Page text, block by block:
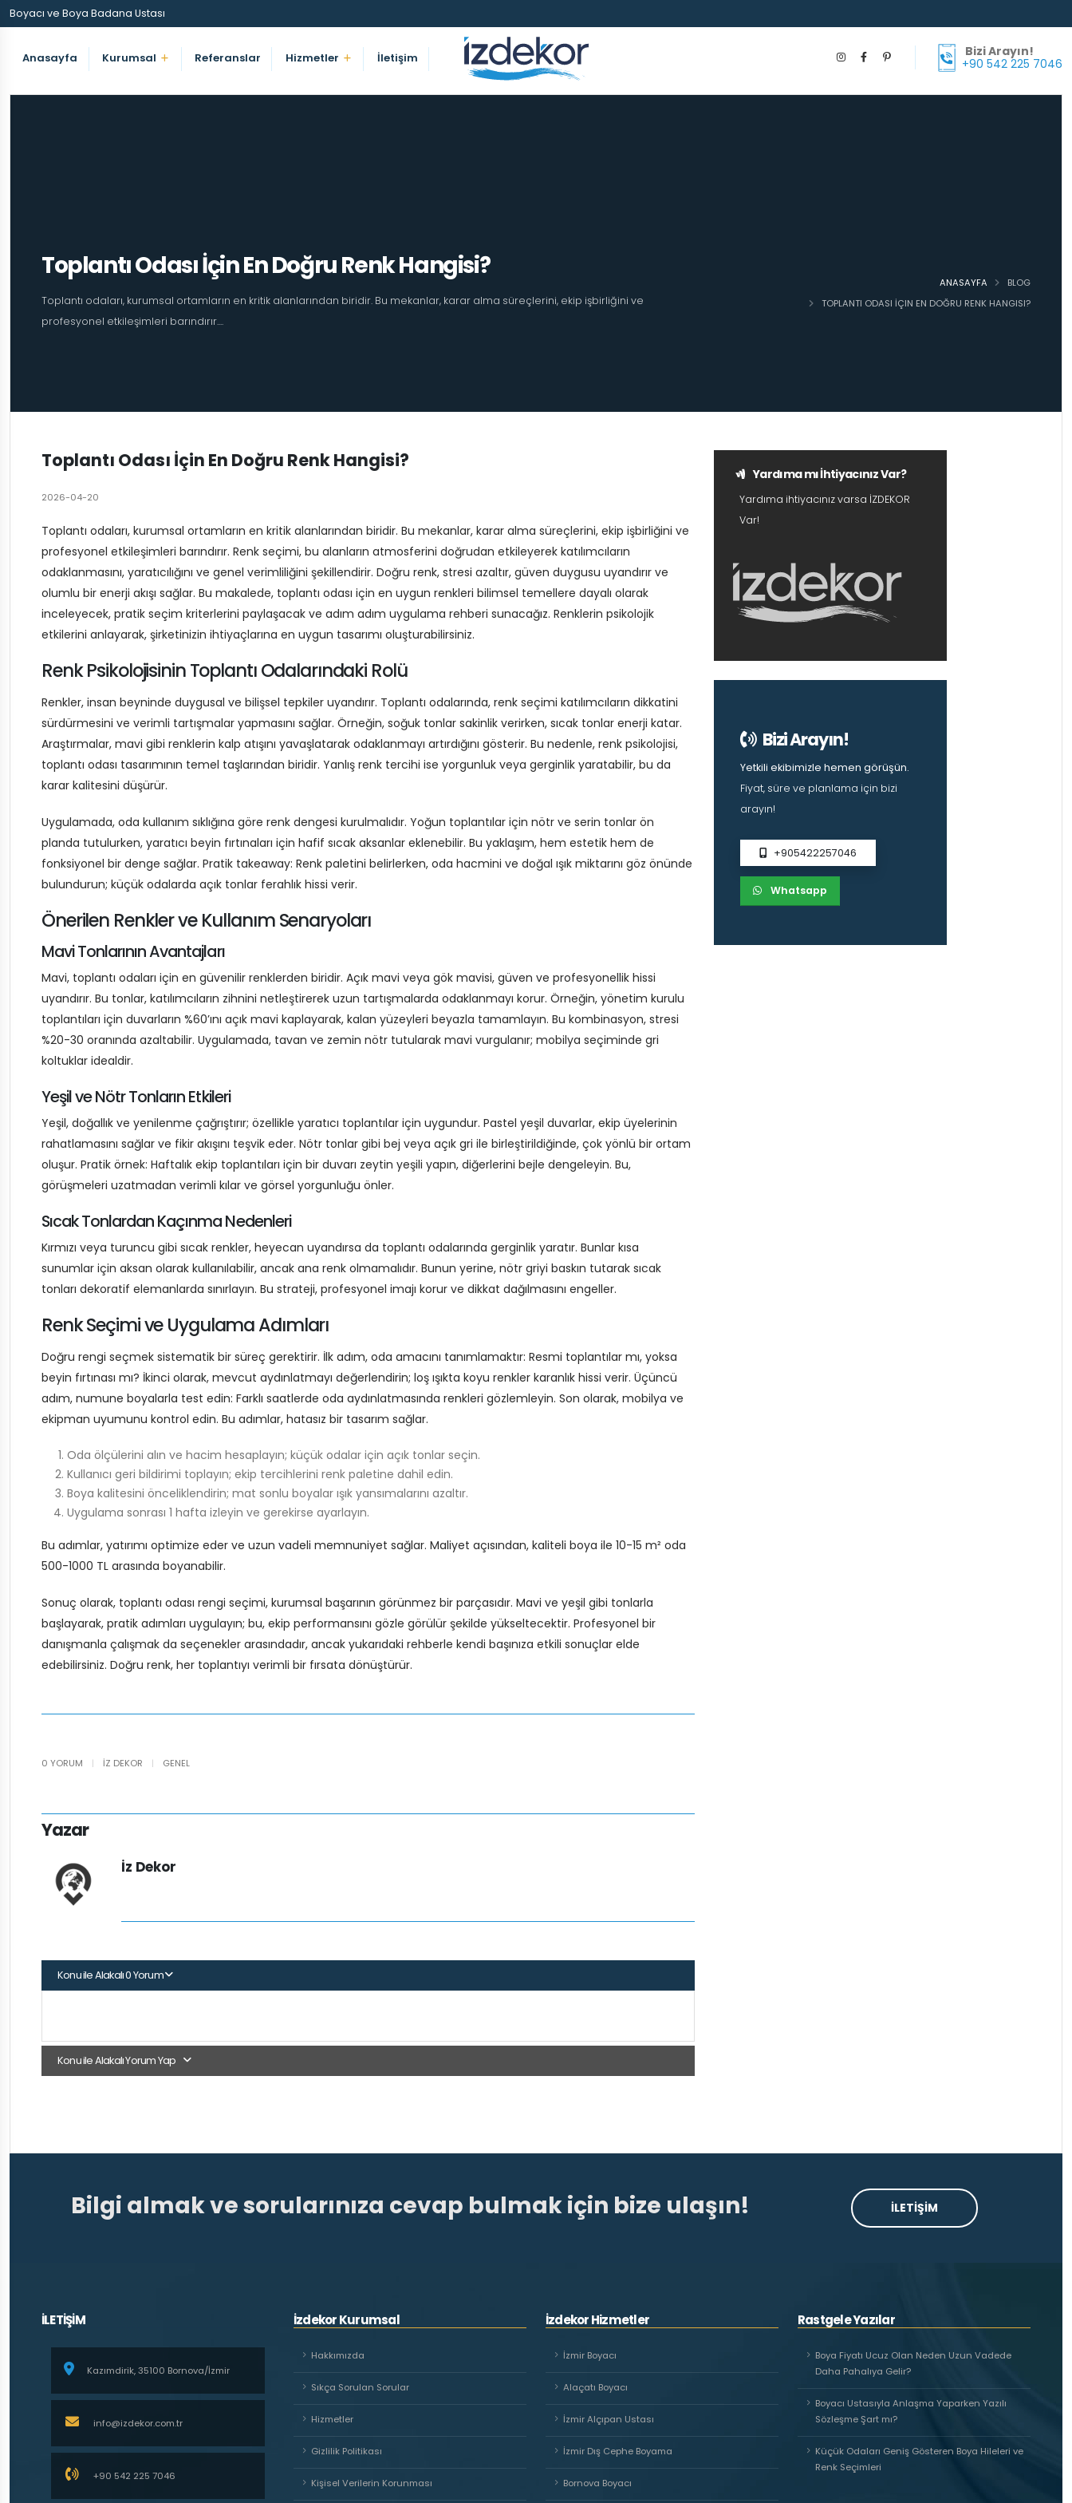
Boyacı ve Boya Badana Ustası
Anasayfa Kurumsal Referanslar Hizmetler İletişim
Bizi Arayın!
+90 542 225 7046
Toplantı Odası İçin En Doğru Renk Hangisi?
Toplantı odaları, kurumsal ortamların en kritik alanlarından biridir. Bu mekanlar, karar alma süreçlerini, ekip işbirliğini ve
profesyonel etkileşimleri barındırır....
ANASAYFA
BLOG
TOPLANTI ODASI İÇIN EN DOĞRU RENK HANGISI?
Toplantı Odası İçin En Doğru Renk Hangisi?
2026-04-20
Toplantı odaları, kurumsal ortamların en kritik alanlarından biridir. Bu mekanlar, karar alma süreçlerini, ekip işbirliğini ve
profesyonel etkileşimleri barındırır. Renk seçimi, bu alanların atmosferini doğrudan etkileyerek katılımcıların
odaklanmasını, yaratıcılığını ve genel verimliliğini şekillendirir. Doğru renk, stresi azaltır, güven duygusu uyandırır ve
olumlu bir enerji akışı sağlar. Bu makalede, toplantı odası için en uygun renkleri bilimsel temellere dayalı olarak
inceleyecek, pratik seçim kriterlerini paylaşacak ve adım adım uygulama rehberi sunacağız. Renklerin psikolojik
etkilerini anlayarak, şirketinizin ihtiyaçlarına en uygun tasarımı oluşturabilirsiniz.
Renk Psikolojisinin Toplantı Odalarındaki Rolü
Renkler, insan beyninde duygusal ve bilişsel tepkiler uyandırır. Toplantı odalarında, renk seçimi katılımcıların dikkatini
sürdürmesini ve verimli tartışmalar yapmasını sağlar. Örneğin, soğuk tonlar sakinlik verirken, sıcak tonlar enerji katar.
Araştırmalar, mavi gibi renklerin kalp atışını yavaşlatarak odaklanmayı artırdığını gösterir. Bu nedenle, renk psikolojisi,
toplantı odası tasarımının temel taşlarından biridir. Yanlış renk tercihi ise yorgunluk veya gerginlik yaratabilir, bu da
karar kalitesini düşürür.
Uygulamada, oda kullanım sıklığına göre renk dengesi kurulmalıdır. Yoğun toplantılar için nötr ve serin tonlar ön
planda tutulurken, yaratıcı beyin fırtınaları için hafif sıcak aksanlar eklenebilir. Bu yaklaşım, hem estetik hem de
fonksiyonel bir denge sağlar. Pratik takeaway: Renk paletini belirlerken, oda hacmini ve doğal ışık miktarını göz önünde
bulundurun; küçük odalarda açık tonlar ferahlık hissi verir.
Önerilen Renkler ve Kullanım Senaryoları
Mavi Tonlarının Avantajları
Mavi, toplantı odaları için en güvenilir renklerden biridir. Açık mavi veya gök mavisi, güven ve profesyonellik hissi
uyandırır. Bu tonlar, katılımcıların zihnini netleştirerek uzun tartışmalarda odaklanmayı korur. Örneğin, yönetim kurulu
toplantıları için duvarların %60’ını açık mavi kaplayarak, kalan yüzeyleri beyazla tamamlayın. Bu kombinasyon, stresi
%20-30 oranında azaltabilir. Uygulamada, tavan ve zemin nötr tutularak mavi vurgulanır; mobilya seçiminde gri
koltuklar idealdir.
Yeşil ve Nötr Tonların Etkileri
Yeşil, doğallık ve yenilenme çağrıştırır; özellikle yaratıcı toplantılar için uygundur. Pastel yeşil duvarlar, ekip üyelerinin
rahatlamasını sağlar ve fikir akışını teşvik eder. Nötr tonlar gibi bej veya açık gri ile birleştirildiğinde, çok yönlü bir ortam
oluşur. Pratik örnek: Haftalık ekip toplantıları için bir duvarı zeytin yeşili yapın, diğerlerini bejle dengeleyin. Bu,
görüşmeleri uzatmadan verimli kılar ve görsel yorgunluğu önler.
Sıcak Tonlardan Kaçınma Nedenleri
Kırmızı veya turuncu gibi sıcak renkler, heyecan uyandırsa da toplantı odalarında gerginlik yaratır. Bunlar kısa
sunumlar için aksan olarak kullanılabilir, ancak ana renk olmamalıdır. Bunun yerine, nötr griyi baskın tutarak sıcak
tonları dekoratif elemanlarda sınırlayın. Bu strateji, profesyonel imajı korur ve dikkat dağılmasını engeller.
Renk Seçimi ve Uygulama Adımları
Doğru rengi seçmek sistematik bir süreç gerektirir. İlk adım, oda amacını tanımlamaktır: Resmi toplantılar mı, yoksa
beyin fırtınası mı? İkinci olarak, mevcut aydınlatmayı değerlendirin; loş ışıkta koyu renkler karanlık hissi verir. Üçüncü
adım, numune boyalarla test edin: Farklı saatlerde oda aydınlatmasında renkleri gözlemleyin. Son olarak, mobilya ve
ekipman uyumunu kontrol edin. Bu adımlar, hatasız bir tasarım sağlar.
Oda ölçülerini alın ve hacim hesaplayın; küçük odalar için açık tonlar seçin.
Kullanıcı geri bildirimi toplayın; ekip tercihlerini renk paletine dahil edin.
Boya kalitesini önceliklendirin; mat sonlu boyalar ışık yansımalarını azaltır.
Uygulama sonrası 1 hafta izleyin ve gerekirse ayarlayın.
Bu adımlar, yatırımı optimize eder ve uzun vadeli memnuniyet sağlar. Maliyet açısından, kaliteli boya ile 10-15 m² oda
500-1000 TL arasında boyanabilir.
Sonuç olarak, toplantı odası rengi seçimi, kurumsal başarının görünmez bir parçasıdır. Mavi ve yeşil gibi tonlarla
başlayarak, pratik adımları uygulayın; bu, ekip performansını gözle görülür şekilde yükseltecektir. Profesyonel bir
danışmanla çalışmak da seçenekler arasındadır, ancak yukarıdaki rehberle kendi başınıza etkili sonuçlar elde
edebilirsiniz. Doğru renk, her toplantıyı verimli bir fırsata dönüştürür.
0 YORUM | İZ DEKOR | GENEL
Yazar
İz Dekor
Konu ile Alakalı 0 Yorum
Konu ile Alakalı Yorum Yap
Yardıma mı İhtiyacınız Var?
Yardıma ihtiyacınız varsa İZDEKOR
Var!
Bizi Arayın!
Yetkili ekibimizle hemen görüşün.
Fiyat, süre ve planlama için bizi
arayın!
+905422257046
Whatsapp
Bilgi almak ve sorularınıza cevap bulmak için bize ulaşın! İLETİŞİM
İLETİŞİM
Kazımdirik, 35100 Bornova/İzmir
info@izdekor.com.tr
+90 542 225 7046
İzdekor Kurumsal
Hakkımızda
Sıkça Sorulan Sorular
Hizmetler
Gizlilik Politikası
Kişisel Verilerin Korunması
İzdekor Hizmetler
İzmir Boyacı
Alaçatı Boyacı
İzmir Alçıpan Ustası
İzmir Dış Cephe Boyama
Bornova Boyacı
Rastgele Yazılar
Boya Fiyatı Ucuz Olan Neden Uzun Vadede
Daha Pahalıya Gelir?
Boyacı Ustasıyla Anlaşma Yaparken Yazılı
Sözleşme Şart mı?
Küçük Odaları Geniş Gösteren Boya Hileleri ve
Renk Seçimleri